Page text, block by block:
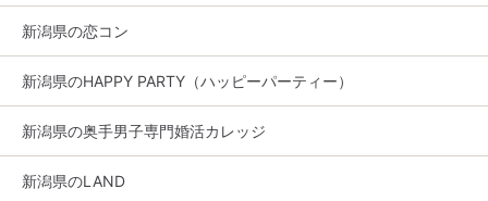
新潟県の恋コン
新潟県のHAPPY PARTY（ハッピーパーティー）
新潟県の奥手男子専門婚活カレッジ
新潟県のLAND